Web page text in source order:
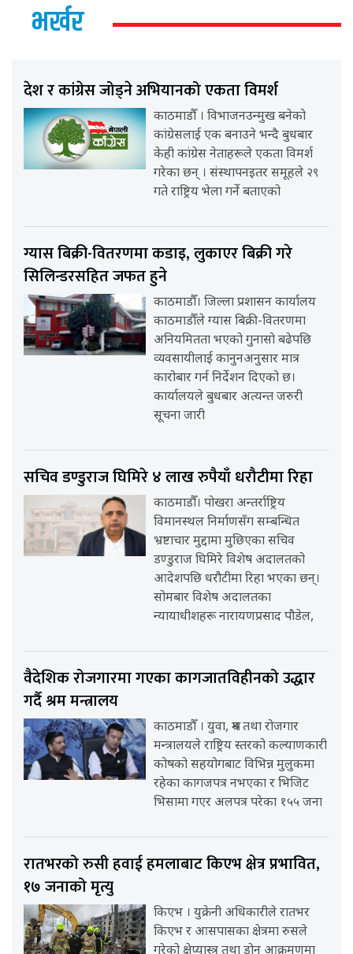
भर्खर
देश र कांग्रेस जोड्ने अभियानको एकता विमर्श
काठमाडौँ । विभाजनउन्मुख बनेको
कांग्रेसलाई एक बनाउने भन्दै बुधबार
केही कांग्रेस नेताहरूले एकता विमर्श
गरेका छन् । संस्थापनइतर समूहले २९
गते राष्ट्रिय भेला गर्ने बताएको
ग्यास बिक्री-वितरणमा कडाइ, लुकाएर बिक्री गरे
सिलिन्डरसहित जफत हुने
काठमाडौँ। जिल्ला प्रशासन कार्यालय
काठमाडौँले ग्यास बिक्री-वितरणमा
अनियमितता भएको गुनासो बढेपछि
व्यवसायीलाई कानुनअनुसार मात्र
कारोबार गर्न निर्देशन दिएको छ।
कार्यालयले बुधबार अत्यन्त जरुरी
सूचना जारी
सचिव डण्डुराज घिमिरे ४ लाख रुपैयाँ धरौटीमा रिहा
काठमाडौँ। पोखरा अन्तर्राष्ट्रिय
विमानस्थल निर्माणसँग सम्बन्धित
भ्रष्टाचार मुद्दामा मुछिएका सचिव
डण्डुराज घिमिरे विशेष अदालतको
आदेशपछि धरौटीमा रिहा भएका छन्।
सोमबार विशेष अदालतका
न्यायाधीशहरू नारायणप्रसाद पौडेल,
वैदेशिक रोजगारमा गएका कागजातविहीनको उद्धार
गर्दै श्रम मन्त्रालय
काठमाडौँ । युवा, श्रम तथा रोजगार
मन्त्रालयले राष्ट्रिय स्तरको कल्याणकारी
कोषको सहयोगबाट विभिन्न मुलुकमा
रहेका कागजपत्र नभएका र भिजिट
भिसामा गएर अलपत्र परेका १५५ जना
रातभरको रुसी हवाई हमलाबाट किएभ क्षेत्र प्रभावित,
१७ जनाको मृत्यु
किएभ । युक्रेनी अधिकारीले रातभर
किएभ र आसपासका क्षेत्रमा रुसले